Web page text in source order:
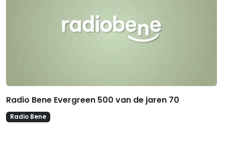
Radio Bene Evergreen 500 van de jaren 70
Radio Bene